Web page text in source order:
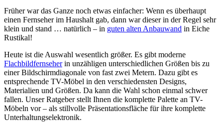
Früher war das Ganze noch etwas einfacher: Wenn es überhaupt
einen Fernseher im Haushalt gab, dann war dieser in der Regel sehr
klein und stand … natürlich – in guten alten Anbauwand in Eiche
Rustikal!
Heute ist die Auswahl wesentlich größer. Es gibt moderne
Flachbildfernseherin unzähligen unterschiedlichen Größen bis zu
einer Bildschirmdiagonale von fast zwei Metern. Dazu gibt es
entsprechende TV-Möbel in den verschiedensten Designs,
Materialien und Größen. Da kann die Wahl schon einmal schwer
fallen. Unser Ratgeber stellt Ihnen die komplette Palette an TV-
Möbeln vor – als stillvolle Präsentationsfläche für ihre komplette
Unterhaltungselektronik.